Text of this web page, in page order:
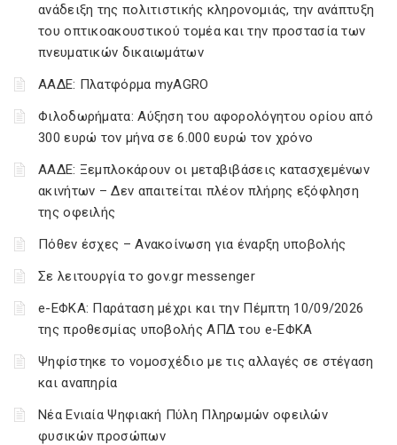
ανάδειξη της πολιτιστικής κληρονομιάς, την ανάπτυξη
του οπτικοακουστικού τομέα και την προστασία των
πνευματικών δικαιωμάτων
ΑΑΔΕ: Πλατφόρμα myAGRO
Φιλοδωρήματα: Αύξηση του αφορολόγητου ορίου από
300 ευρώ τον μήνα σε 6.000 ευρώ τον χρόνο
ΑΑΔΕ: Ξεμπλοκάρουν οι μεταβιβάσεις κατασχεμένων
ακινήτων – Δεν απαιτείται πλέον πλήρης εξόφληση
της οφειλής
Πόθεν έσχες – Ανακοίνωση για έναρξη υποβολής
Σε λειτουργία το gov.gr messenger
e-ΕΦΚΑ: Παράταση μέχρι και την Πέμπτη 10/09/2026
της προθεσμίας υποβολής ΑΠΔ του e-ΕΦΚΑ
Ψηφίστηκε το νομοσχέδιο με τις αλλαγές σε στέγαση
και αναπηρία
Νέα Ενιαία Ψηφιακή Πύλη Πληρωμών οφειλών
φυσικών προσώπων